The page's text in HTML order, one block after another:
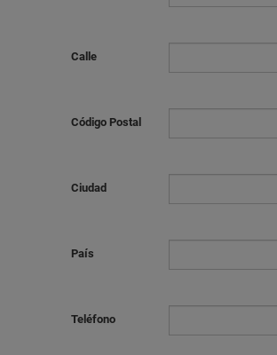
Calle
Código Postal
Ciudad
País
Teléfono